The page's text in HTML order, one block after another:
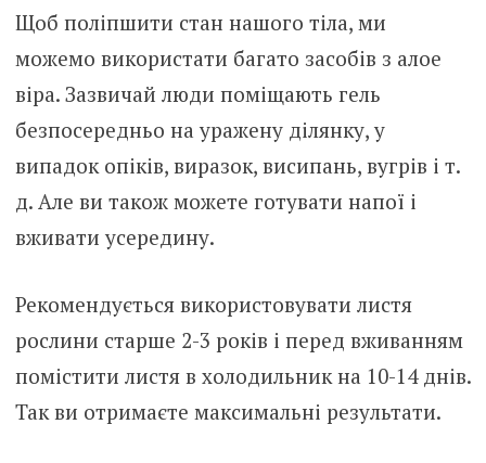
Щоб поліпшити стан нашого тіла, ми
можемо використати багато засобів з алое
віра. Зазвичай люди поміщають гель
безпосередньо на уражену ділянку, у
випадок опіків, виразок, висипань, вугрів і т.
д. Але ви також можете готувати напої і
вживати усередину.
Рекомендується використовувати листя
рослини старше 2-3 років і перед вживанням
помістити листя в холодильник на 10-14 днів.
Так ви отримаєте максимальні результати.